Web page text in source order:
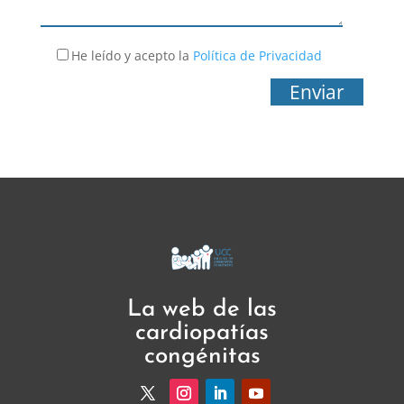
He leído y acepto la Política de Privacidad
La web de las
cardiopatías
congénitas